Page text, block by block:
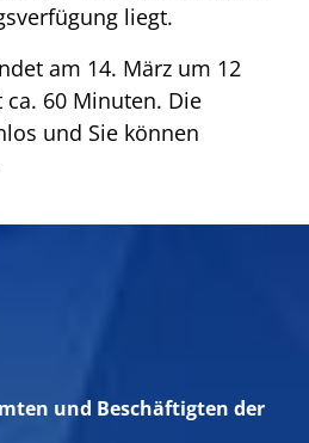
liegt.
am 14. März um 12
60 Minuten. Die
und Sie können
und Beschäftigten der